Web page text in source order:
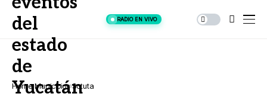
RADIO EN VIVO
Home Municipios Sotuta